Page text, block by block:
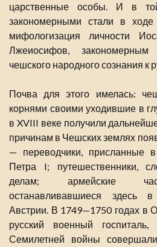
царственные особы. И в
закономерными стали в ходе
мифологизация личности
Лжеиосифов,
чешского народного сознания к
Почва для этого имелась:
корнями своими уходившие в
в XVIII веке получили
причинам в Чешских землях
— переводчики, присланные
Петра I; путешественники,
делам; армейские
останавливавшиеся здесь
Австрии. В 1749—1750 годах в
русский военный
Семилетней войны